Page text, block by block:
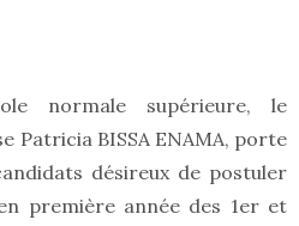
normale supérieure, le
Patricia BISSA ENAMA, porte
désireux de postuler
première année des 1er et